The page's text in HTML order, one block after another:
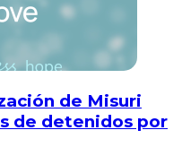
de Misuri
de detenidos por